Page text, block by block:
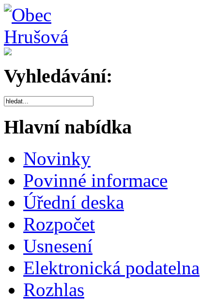
Vyhledávání:
Hlavní nabídka
Novinky
Povinné informace
Úřední deska
Rozpočet
Usnesení
Elektronická podatelna
Rozhlas